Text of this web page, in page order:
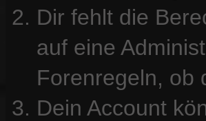
Dir fehlt die
auf eine
Forenregeln, ob
Dein Account